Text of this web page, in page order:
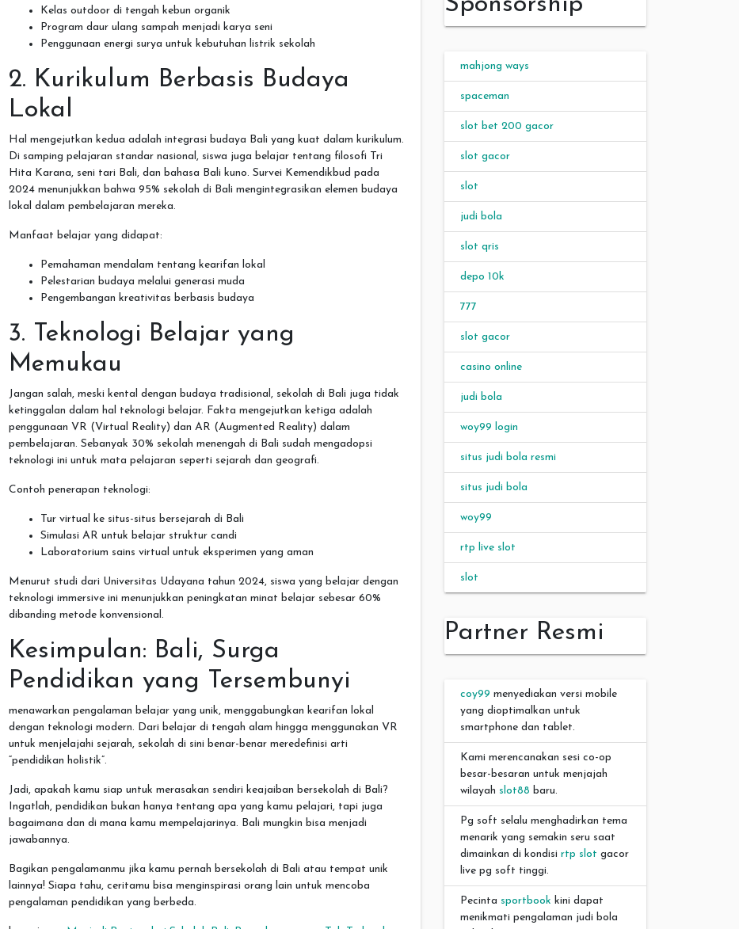
Kelas outdoor di tengah kebun organik
Program daur ulang sampah menjadi karya seni
Penggunaan energi surya untuk kebutuhan listrik sekolah
2. Kurikulum Berbasis Budaya
Lokal
Hal mengejutkan kedua adalah integrasi budaya Bali yang kuat dalam kurikulum.
Di samping pelajaran standar nasional, siswa juga belajar tentang filosofi Tri
Hita Karana, seni tari Bali, dan bahasa Bali kuno. Survei Kemendikbud pada
2024 menunjukkan bahwa 95% sekolah di Bali mengintegrasikan elemen budaya
lokal dalam pembelajaran mereka.
Manfaat belajar yang didapat:
Pemahaman mendalam tentang kearifan lokal
Pelestarian budaya melalui generasi muda
Pengembangan kreativitas berbasis budaya
3. Teknologi Belajar yang
Memukau
Jangan salah, meski kental dengan budaya tradisional, sekolah di Bali juga tidak
ketinggalan dalam hal teknologi belajar. Fakta mengejutkan ketiga adalah
penggunaan VR (Virtual Reality) dan AR (Augmented Reality) dalam
pembelajaran. Sebanyak 30% sekolah menengah di Bali sudah mengadopsi
teknologi ini untuk mata pelajaran seperti sejarah dan geografi.
Contoh penerapan teknologi:
Tur virtual ke situs-situs bersejarah di Bali
Simulasi AR untuk belajar struktur candi
Laboratorium sains virtual untuk eksperimen yang aman
Menurut studi dari Universitas Udayana tahun 2024, siswa yang belajar dengan
teknologi immersive ini menunjukkan peningkatan minat belajar sebesar 60%
dibanding metode konvensional.
Kesimpulan: Bali, Surga
Pendidikan yang Tersembunyi
menawarkan pengalaman belajar yang unik, menggabungkan kearifan lokal
dengan teknologi modern. Dari belajar di tengah alam hingga menggunakan VR
untuk menjelajahi sejarah, sekolah di sini benar-benar meredefinisi arti
“pendidikan holistik”.
Jadi, apakah kamu siap untuk merasakan sendiri keajaiban bersekolah di Bali?
Ingatlah, pendidikan bukan hanya tentang apa yang kamu pelajari, tapi juga
bagaimana dan di mana kamu mempelajarinya. Bali mungkin bisa menjadi
jawabannya.
Bagikan pengalamanmu jika kamu pernah bersekolah di Bali atau tempat unik
lainnya! Siapa tahu, ceritamu bisa menginspirasi orang lain untuk mencoba
pengalaman pendidikan yang berbeda.
mahjong ways
spaceman
slot bet 200 gacor
slot gacor
slot
judi bola
slot qris
depo 10k
777
slot gacor
casino online
judi bola
woy99 login
situs judi bola resmi
situs judi bola
woy99
rtp live slot
slot
Partner Resmi
coy99 menyediakan versi mobile
yang dioptimalkan untuk
smartphone dan tablet.
Kami merencanakan sesi co-op
besar-besaran untuk menjajah
wilayah slot88 baru.
Pg soft selalu menghadirkan tema
menarik yang semakin seru saat
dimainkan di kondisi rtp slot gacor
live pg soft tinggi.
Pecinta sportbook kini dapat
menikmati pengalaman judi bola